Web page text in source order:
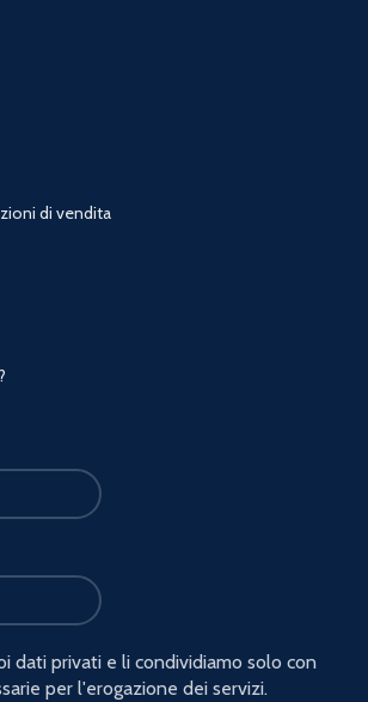
di vendita
dati privati e li condividiamo solo con
per l'erogazione dei servizi.